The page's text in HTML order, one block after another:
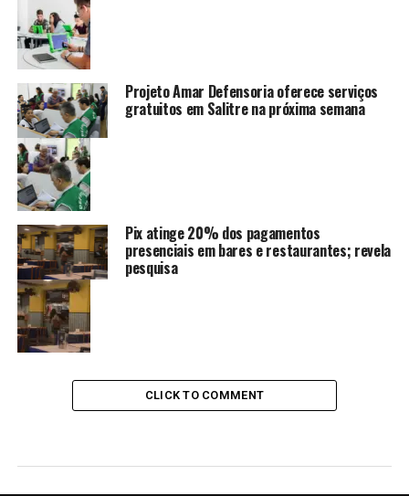
Projeto Amar Defensoria oferece serviços
gratuitos em Salitre na próxima semana
Pix atinge 20% dos pagamentos
presenciais em bares e restaurantes; revela
pesquisa
CLICK TO COMMENT